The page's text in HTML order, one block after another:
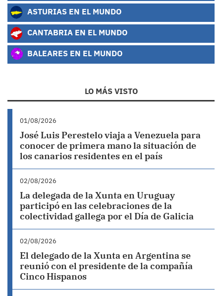
ASTURIAS EN EL MUNDO
CANTABRIA EN EL MUNDO
BALEARES EN EL MUNDO
LO MÁS VISTO
01/08/2026
José Luis Perestelo viaja a Venezuela para
conocer de primera mano la situación de
los canarios residentes en el país
02/08/2026
La delegada de la Xunta en Uruguay
participó en las celebraciones de la
colectividad gallega por el Día de Galicia
02/08/2026
El delegado de la Xunta en Argentina se
reunió con el presidente de la compañía
Cinco Hispanos